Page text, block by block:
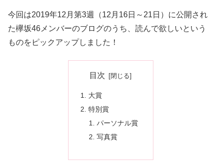
今回は2019年12月第3週（12月16日～21日）に公開され
た欅坂46メンバーのブログのうち、読んで欲しいという
ものをピックアップしました！
目次
大賞
特別賞
パーソナル賞
写真賞